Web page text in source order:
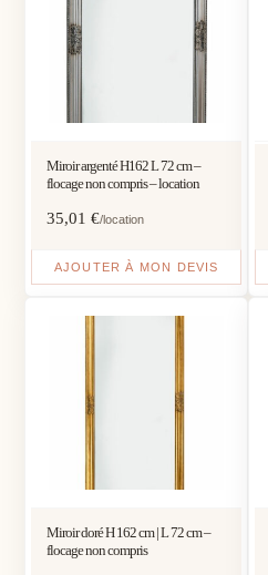
Miroir argenté H162 L 72 cm –
flocage non compris – location
35,01€/location
AJOUTER À MON DEVIS
Miroir doré H 162 cm | L 72 cm –
flocage non compris